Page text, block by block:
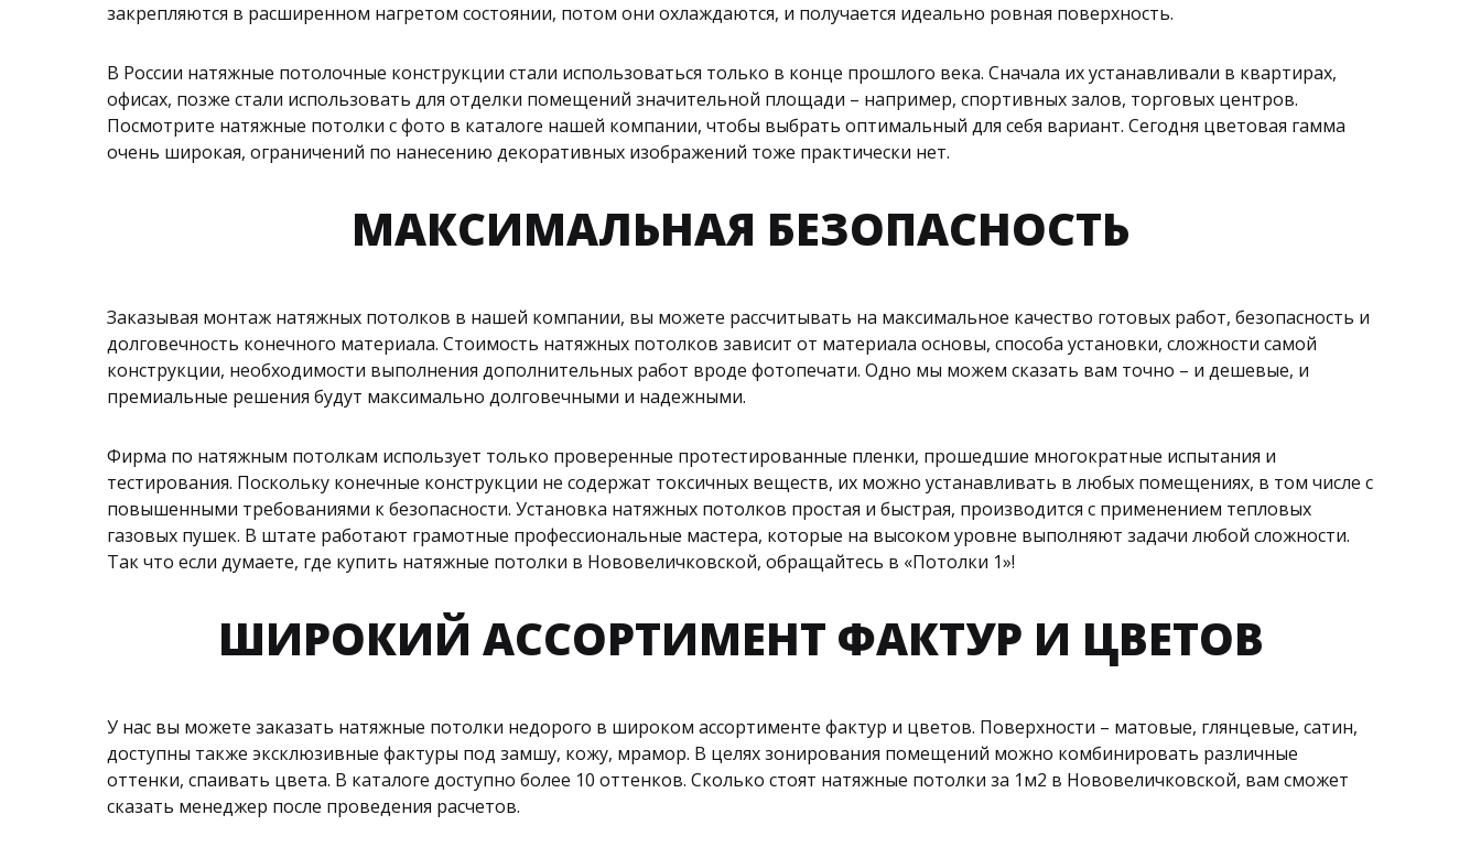
закрепляются в расширенном нагретом состоянии, потом они охлаждаются, и получается идеально ровная поверхность.
В России натяжные потолочные конструкции стали использоваться только в конце прошлого века. Сначала их устанавливали в квартирах,
офисах, позже стали использовать для отделки помещений значительной площади – например, спортивных залов, торговых центров.
Посмотрите натяжные потолки с фото в каталоге нашей компании, чтобы выбрать оптимальный для себя вариант. Сегодня цветовая гамма
очень широкая, ограничений по нанесению декоративных изображений тоже практически нет.
МАКСИМАЛЬНАЯ БЕЗОПАСНОСТЬ
Заказывая монтаж натяжных потолков в нашей компании, вы можете рассчитывать на максимальное качество готовых работ, безопасность и
долговечность конечного материала. Стоимость натяжных потолков зависит от материала основы, способа установки, сложности самой
конструкции, необходимости выполнения дополнительных работ вроде фотопечати. Одно мы можем сказать вам точно – и дешевые, и
премиальные решения будут максимально долговечными и надежными.
Фирма по натяжным потолкам использует только проверенные протестированные пленки, прошедшие многократные испытания и
тестирования. Поскольку конечные конструкции не содержат токсичных веществ, их можно устанавливать в любых помещениях, в том числе с
повышенными требованиями к безопасности. Установка натяжных потолков простая и быстрая, производится с применением тепловых
газовых пушек. В штате работают грамотные профессиональные мастера, которые на высоком уровне выполняют задачи любой сложности.
Так что если думаете, где купить натяжные потолки в Нововеличковской, обращайтесь в «Потолки 1»!
ШИРОКИЙ АССОРТИМЕНТ ФАКТУР И ЦВЕТОВ
У нас вы можете заказать натяжные потолки недорого в широком ассортименте фактур и цветов. Поверхности – матовые, глянцевые, сатин,
доступны также эксклюзивные фактуры под замшу, кожу, мрамор. В целях зонирования помещений можно комбинировать различные
оттенки, спаивать цвета. В каталоге доступно более 10 оттенков. Сколько стоят натяжные потолки за 1м2 в Нововеличковской, вам сможет
сказать менеджер после проведения расчетов.